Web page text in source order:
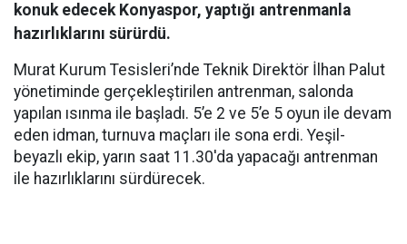
konuk edecek Konyaspor, yaptığı antrenmanla
hazırlıklarını sürürdü.
Murat Kurum Tesisleri’nde Teknik Direktör İlhan Palut
yönetiminde gerçekleştirilen antrenman, salonda
yapılan ısınma ile başladı. 5’e 2 ve 5’e 5 oyun ile devam
eden idman, turnuva maçları ile sona erdi. Yeşil-
beyazlı ekip, yarın saat 11.30'da yapacağı antrenman
ile hazırlıklarını sürdürecek.